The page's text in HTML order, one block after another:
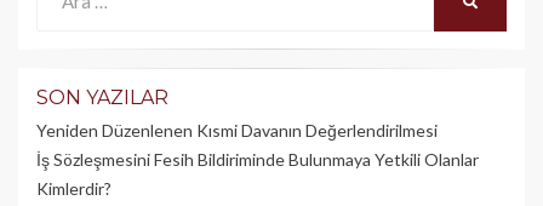
SON YAZILAR
Yeniden Düzenlenen Kısmi Davanın Değerlendirilmesi
İş Sözleşmesini Fesih Bildiriminde Bulunmaya Yetkili Olanlar
Kimlerdir?